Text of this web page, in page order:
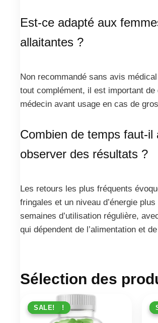
Est-ce adapté aux
allaitantes ?
Non recommandé sans avis
tout complément, il est important
médecin avant usage en cas de
Combien de temps faut-il
observer des résultats ?
Les retours les plus fréquents
fringales et un niveau d’énergie
semaines d’utilisation régulière,
qui dépendent de l’alimentation et
Sélection des
PROMO !
SALE!